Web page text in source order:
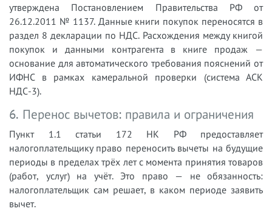
утверждена Постановлением Правительства РФ от
26.12.2011 № 1137. Данные книги покупок переносятся в
раздел 8 декларации по НДС. Расхождения между книгой
покупок и данными контрагента в книге продаж —
основание для автоматического требования пояснений от
ИФНС в рамках камеральной проверки (система АСК
НДС-3).
6. Перенос вычетов: правила и ограничения
Пункт 1.1 статьи 172 НК РФ предоставляет
налогоплательщику право переносить вычеты на будущие
периоды в пределах трёх лет с момента принятия товаров
(работ, услуг) на учёт. Это право — не обязанность:
налогоплательщик сам решает, в каком периоде заявить
вычет.